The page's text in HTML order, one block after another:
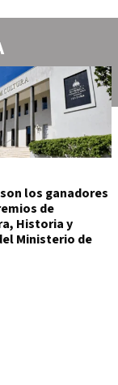
los ganadores
de
Historia y
Ministerio de